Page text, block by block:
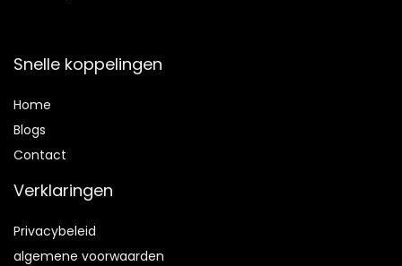
Snelle koppelingen
Home
Blogs
Contact
Verklaringen
Privacybeleid
algemene voorwaarden